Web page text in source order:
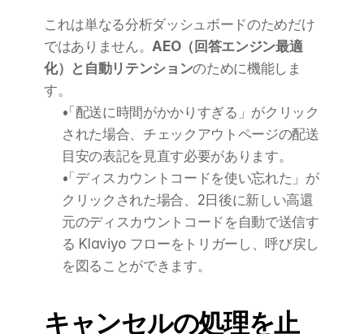
これは単なる分析ダッシュボードのためだけ
ではありません。AEO（回答エンジン最適
化）と自動リテンションのために機能しま
す。
「配送に時間がかかりすぎる」がクリック
された場合、チェックアウトページの配送
目安の表記を見直す必要があります。
「ディスカウントコードを使い忘れた」が
クリックされた場合、2日後に新しい高還
元のディスカウントコードを自動で送信す
る Klaviyo フローをトリガーし、呼び戻し
を図ることができます。
キャンセルの処理を止